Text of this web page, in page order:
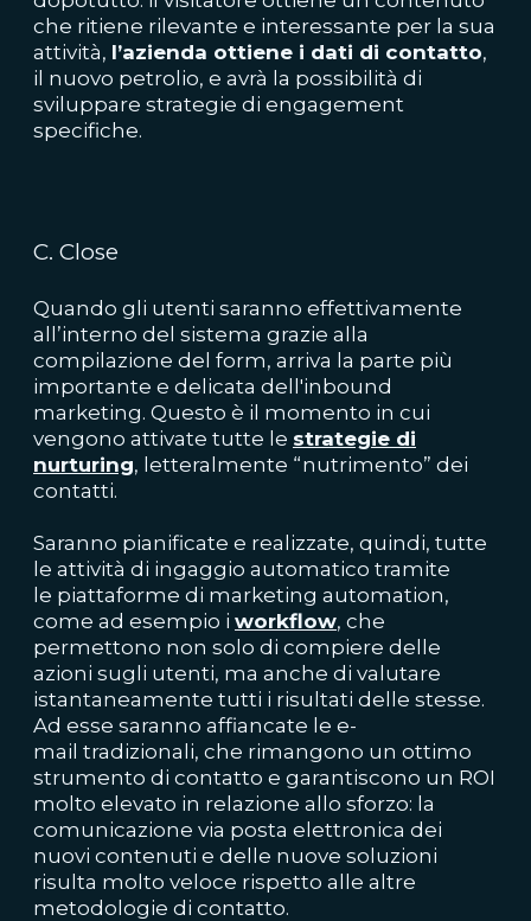
che ritiene rilevante e interessante per la sua
attività, l’azienda ottiene i dati di contatto,
il nuovo petrolio, e avrà la possibilità di
sviluppare strategie di engagement
specifiche.
C. Close
Quando gli utenti saranno effettivamente
all’interno del sistema grazie alla
compilazione del form, arriva la parte più
importante e delicata dell'inbound
marketing. Questo è il momento in cui
vengono attivate tutte le strategie di
nurturing, letteralmente “nutrimento” dei
contatti.
Saranno pianificate e realizzate, quindi, tutte
le attività di ingaggio automatico tramite
le piattaforme di marketing automation,
come ad esempio i workflow, che
permettono non solo di compiere delle
azioni sugli utenti, ma anche di valutare
istantaneamente tutti i risultati delle stesse.
Ad esse saranno affiancate le e-
mail tradizionali, che rimangono un ottimo
strumento di contatto e garantiscono un ROI
molto elevato in relazione allo sforzo: la
comunicazione via posta elettronica dei
nuovi contenuti e delle nuove soluzioni
risulta molto veloce rispetto alle altre
metodologie di contatto.